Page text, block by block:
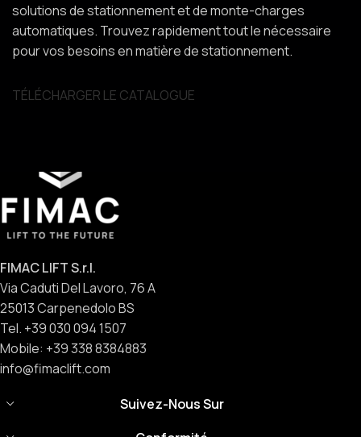
solutions de stationnement et de monte-charges
automatiques. Trouvez rapidement tout le nécessaire
pour vos besoins en matière de stationnement.
TÉLÉCHARGER LE CATALOGUE
FIMAC LIFT S.r.l.
Via Caduti Del Lavoro, 76 A
25013 Carpenedolo BS
Tel. +39 030 094 1507
Mobile: +39 338 8384883
info@fimaclift.com
Suivez-Nous Sur